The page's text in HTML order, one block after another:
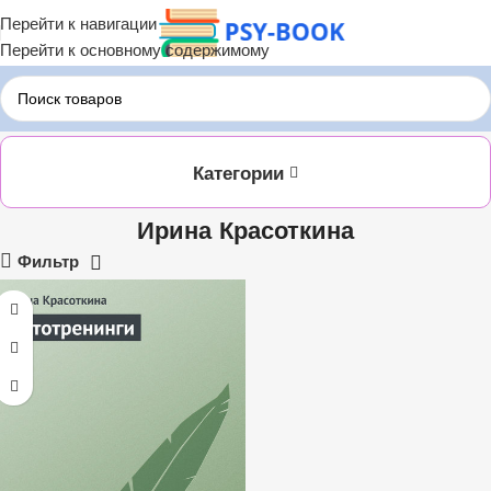
Перейти к навигации
Перейти к основному содержимому
Главная ЛИТРЕС Ирина Красоткина
Категории
Ирина Красоткина
Фильтр